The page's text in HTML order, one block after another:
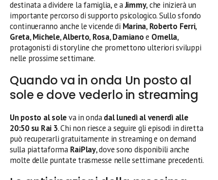
destinata a dividere la famiglia, e aJimmy, che inizierà un
importante percorso di supporto psicologico. Sullo sfondo
continueranno anche le vicende di Marina, Roberto Ferri,
Greta,Michele,Alberto, Rosa,Damianoe Ornella,
protagonisti di storyline che promettono ulteriori sviluppi
nelle prossime settimane.
Quando va in onda Un posto al
sole e dove vederlo in streaming
Un posto al soleva in ondadal lunedì al venerdì alle
20:50 su Rai 3. Chi non riesce a seguire gli episodi in diretta
può recuperarli gratuitamente in streaming e on demand
sulla piattaforma RaiPlay, dove sono disponibili anche
molte delle puntate trasmesse nelle settimane precedenti.